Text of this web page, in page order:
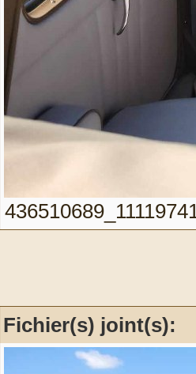
Fichier(s) joint(s):